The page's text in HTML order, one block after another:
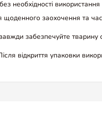
без необхідності
щоденного заохочення та
забезпечуйте
відкриття упаковки